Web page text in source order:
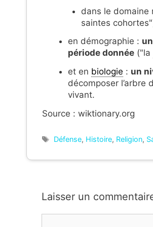
dans le domaine
saintes
en démographie :
période donnée ("la
et en biologie : un
décomposer l’arbre
vivant.
Source : wiktionary.org
Étiquettes
Défense, Histoire, Religion,
Laisser un